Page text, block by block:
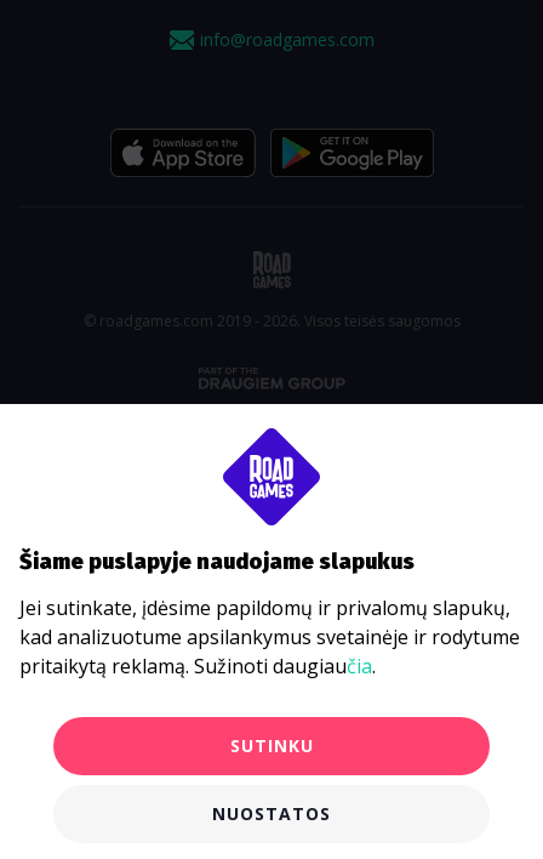
info@roadgames.com
© roadgames.com 2019 - 2026. Visos teisės saugomos
Šiame puslapyje naudojame slapukus
Jei sutinkate, įdėsime papildomų ir privalomų slapukų,
kad analizuotume apsilankymus svetainėje ir rodytume
pritaikytą reklamą. Sužinoti daugiaučia.
SUTINKU
NUOSTATOS